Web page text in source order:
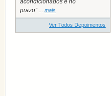
acondicionados e no
prazo” ... mais
Ver Todos Depoimentos